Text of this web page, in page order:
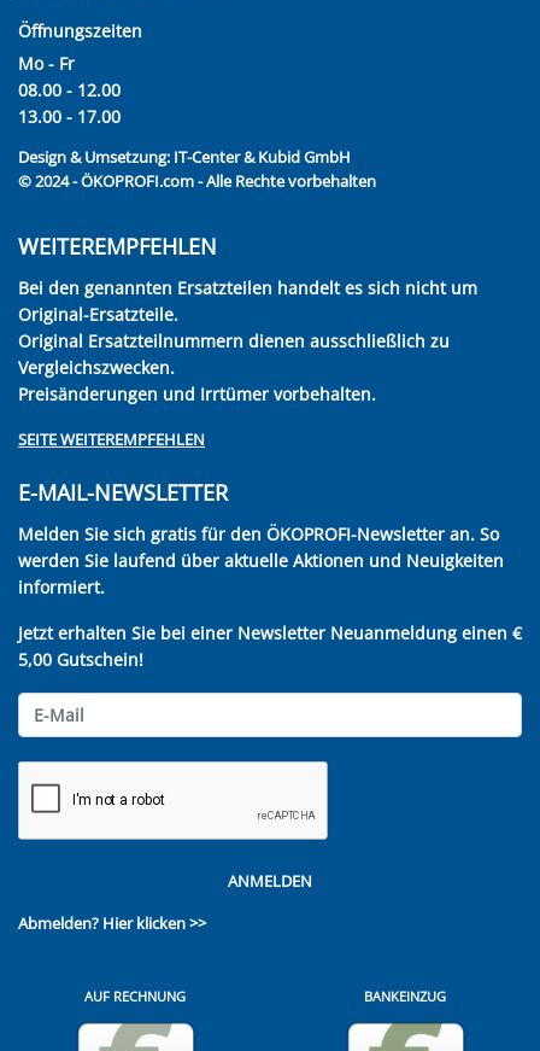
Öffnungszeiten
Mo - Fr
08.00 - 12.00
13.00 - 17.00
Design & Umsetzung: IT-Center & Kubid GmbH
© 2024 - ÖKOPROFI.com - Alle Rechte vorbehalten
WEITEREMPFEHLEN
Bei den genannten Ersatzteilen handelt es sich nicht um
Original-Ersatzteile.
Original Ersatzteilnummern dienen ausschließlich zu
Vergleichszwecken.
Preisänderungen und Irrtümer vorbehalten.
SEITE WEITEREMPFEHLEN
E-MAIL-NEWSLETTER
Melden Sie sich gratis für den ÖKOPROFI-Newsletter an. So
werden Sie laufend über aktuelle Aktionen und Neuigkeiten
informiert.
Jetzt erhalten Sie bei einer Newsletter Neuanmeldung einen €
5,00 Gutschein!
ANMELDEN
Abmelden? Hier klicken >>
AUF RECHNUNG BANKEINZUG